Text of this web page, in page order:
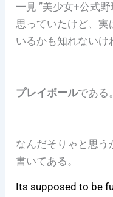
一見 ”美少女+公式
思っていたけど、実
いるかも知れないけ
プレイボールである。
なんだそりゃと思う
書いてある。
Its supposed to be